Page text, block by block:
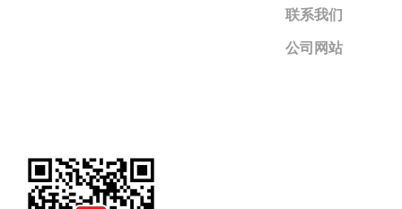
联系我们
公司网站